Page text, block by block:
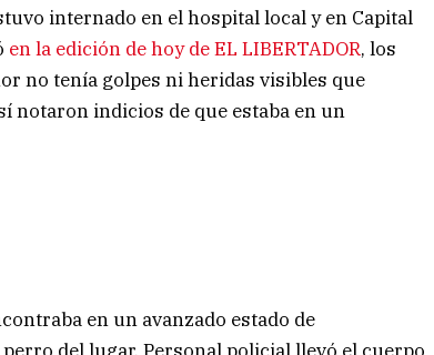
internado en el hospital local y en Capital
en la edición de hoy de EL LIBERTADOR, los
no tenía golpes ni heridas visibles que
notaron indicios de que estaba en un
en un avanzado estado de